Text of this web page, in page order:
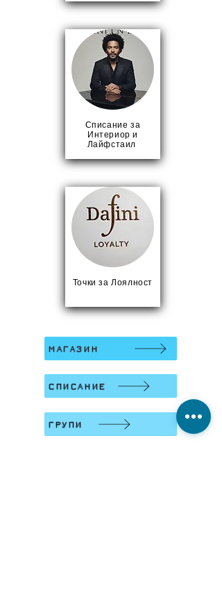
Списание за
Интериор и
Лайфстаил ​
Точки за Лоялност
МАГАЗИН
СПИСАНИЕ
ГРУПИ